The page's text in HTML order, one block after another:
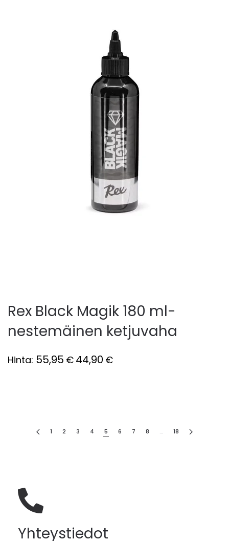
Rex Black Magik 180 ml-
nestemäinen ketjuvaha
Hinta: 55,95 € 44,90 €
1 2 3 4 5 6 7 8 … 18
Yhteystiedot